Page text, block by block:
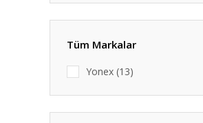
Tüm Markalar
Yonex (13)